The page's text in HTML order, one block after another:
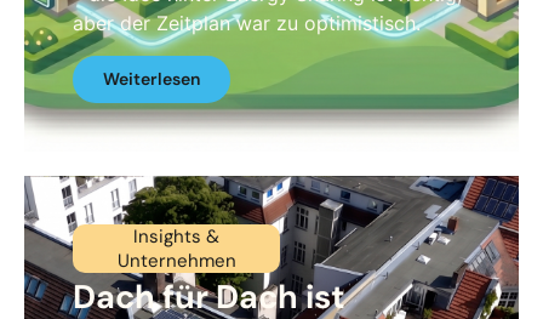
aber der Zeitplan war zu optimistisch.
Weiterlesen
Insights &
Unternehmen
Dach für Dach ist